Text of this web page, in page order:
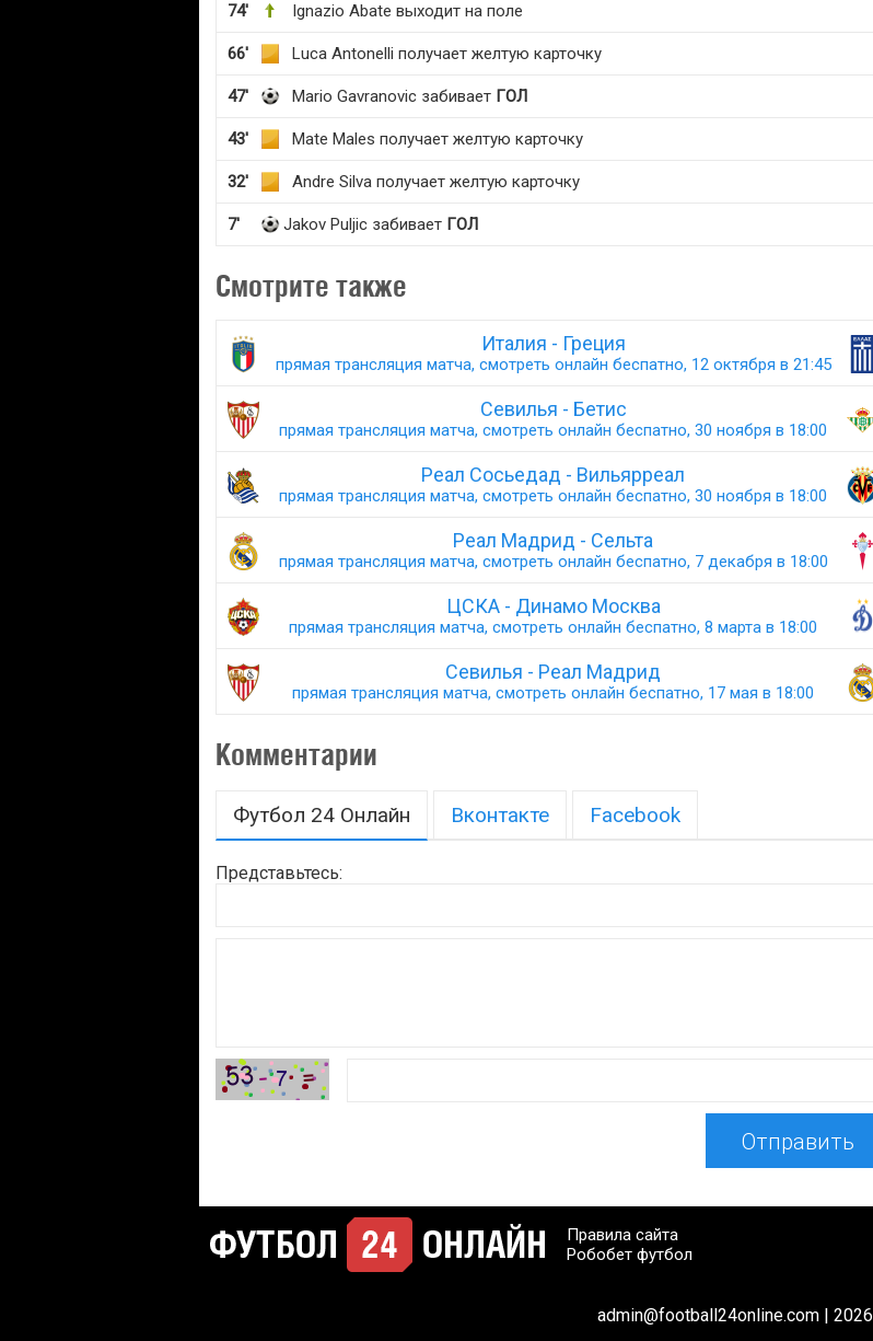
74' Ignazio Abate выходит на поле
66' Luca Antonelli получает желтую карточку
47' Mario Gavranovic забивает ГОЛ
43' Mate Males получает желтую карточку
32' Andre Silva получает желтую карточку
7' Jakov Puljic забивает ГОЛ
Смотрите также
Италия - Греция
прямая трансляция матча, смотреть онлайн беспатно, 12 октября в 21:45
Севилья - Бетис
прямая трансляция матча, смотреть онлайн беспатно, 30 ноября в 18:00
Реал Сосьедад - Вильярреал
прямая трансляция матча, смотреть онлайн беспатно, 30 ноября в 18:00
Реал Мадрид - Сельта
прямая трансляция матча, смотреть онлайн беспатно, 7 декабря в 18:00
ЦСКА - Динамо Москва
прямая трансляция матча, смотреть онлайн беспатно, 8 марта в 18:00
Севилья - Реал Мадрид
прямая трансляция матча, смотреть онлайн беспатно, 17 мая в 18:00
Комментарии
Футбол 24 Онлайн Вконтакте Facebook
Представьтесь:
Отправить
Правила сайта
Робобет футбол
admin@football24online.com | 2026